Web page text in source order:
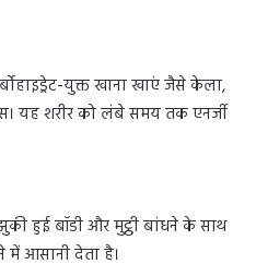
युक्त खाना खाएं जैसे केला,
यह शरीर को लंबे समय तक एनर्जी
हुई बॉडी और मुट्ठी बांधने के साथ
में आसानी देता है।